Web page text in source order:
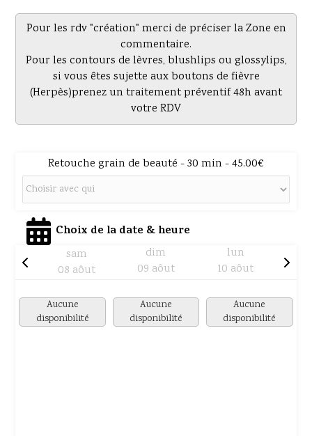
Pour les rdv "création" merci de préciser la Zone en
commentaire.
Pour les contours de lèvres, blushlips ou glossylips,
si vous êtes sujette aux boutons de fièvre
(Herpès)prenez un traitement préventif 48h avant
votre RDV
Retouche grain de beauté - 30 min - 45.00€
Choix de la date & heure
sam
08 aôut
dim
09 aôut
lun
10 aôut
Aucune
disponibilité
Aucune
disponibilité
Aucune
disponibilité